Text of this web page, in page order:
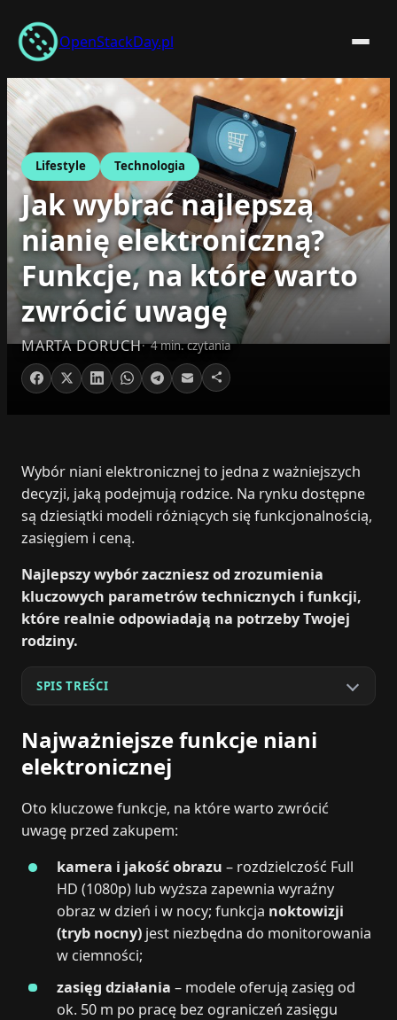
Przejdź
do
treści
OpenStackDay.pl
Lifestyle Technologia
Jak wybrać najlepszą
nianię elektroniczną?
Funkcje, na które warto
zwrócić uwagę
MARTA DORUCH 4 min. czytania
Wybór niani elektronicznej to jedna z ważniejszych
decyzji, jaką podejmują rodzice. Na rynku dostępne
są dziesiątki modeli różniących się funkcjonalnością,
zasięgiem i ceną.
Najlepszy wybór zaczniesz od zrozumienia
kluczowych parametrów technicznych i funkcji,
które realnie odpowiadają na potrzeby Twojej
rodziny.
SPIS TREŚCI
Najważniejsze funkcje niani
elektronicznej
Oto kluczowe funkcje, na które warto zwrócić
uwagę przed zakupem:
kamera i jakość obrazu – rozdzielczość Full
HD (1080p) lub wyższa zapewnia wyraźny
obraz w dzień i w nocy; funkcja noktowizji
(tryb nocny) jest niezbędna do monitorowania
w ciemności;
zasięg działania – modele oferują zasięg od
ok. 50 m po pracę bez ograniczeń zasięgu